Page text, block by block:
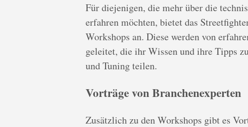
Für diejenigen, die mehr über die
erfahren möchten, bietet das
Workshops an. Diese werden von
geleitet, die ihr Wissen und ihre Tipps
und Tuning teilen.
Vorträge von Branchenexperten
Zusätzlich zu den Workshops gibt es